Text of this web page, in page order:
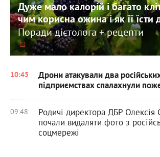
Дуже мало калорій і багато
чим корисна ожина і як її їсти
максимальної користі.
Поради дієтолога + рецепти
10:45
Дрони атакували два
підприємствах спалахнули
09:48
Родичі директора ДБР Олексія
почали видаляти фото з
соцмережі